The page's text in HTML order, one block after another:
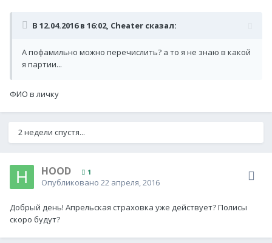
В 12.04.2016 в 16:02, Cheater сказал:
А пофамильно можно перечислить? а то я не знаю в какой
я партии...
ФИО в личку
2 недели спустя...
HOOD 1
Опубликовано 22 апреля, 2016
Добрый день! Апрельская страховка уже действует? Полисы
скоро будут?